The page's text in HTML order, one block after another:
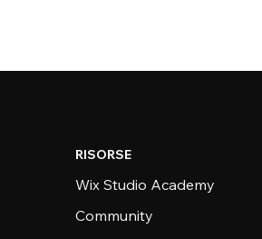
RISORSE
Wix Studio Academy
Community